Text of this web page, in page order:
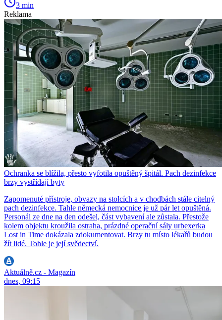
3 min
Reklama
Ochranka se blížila, přesto vyfotila opuštěný špitál. Pach dezinfekce
brzy vystřídají byty
Zapomenuté přístroje, obvazy na stolcích a v chodbách stále citelný
pach dezinfekce. Tahle německá nemocnice je už pár let opuštěná.
Personál ze dne na den odešel, část vybavení ale zůstala. Přestože
kolem objektu kroužila ostraha, prázdné operační sály urbexerka
Lost in Time dokázala zdokumentovat. Brzy tu místo lékařů budou
žít lidé. Tohle je její svědectví.
Aktuálně.cz - Magazín
dnes, 09:15